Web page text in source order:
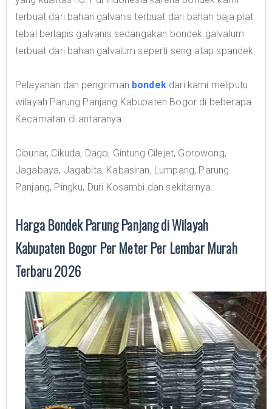
terbuat dari bahan galvanis terbuat dari bahan baja plat
tebal berlapis galvanis sedangakan bondek galvalum
terbuat dari bahan galvalum seperti seng atap spandek.
Pelayanan dan pengiriman bondekdari kami meliputu
wilayah Parung Panjang Kabupaten Bogor di beberapa
Kecamatan di antaranya:
Cibunar, Cikuda, Dago, Gintung Cilejet, Gorowong,
Jagabaya, Jagabita, Kabasiran, Lumpang, Parung
Panjang, Pingku, Duri Kosambi dan sekitarnya.
Harga Bondek Parung Panjang di Wilayah
Kabupaten Bogor Per Meter Per Lembar Murah
Terbaru 2026